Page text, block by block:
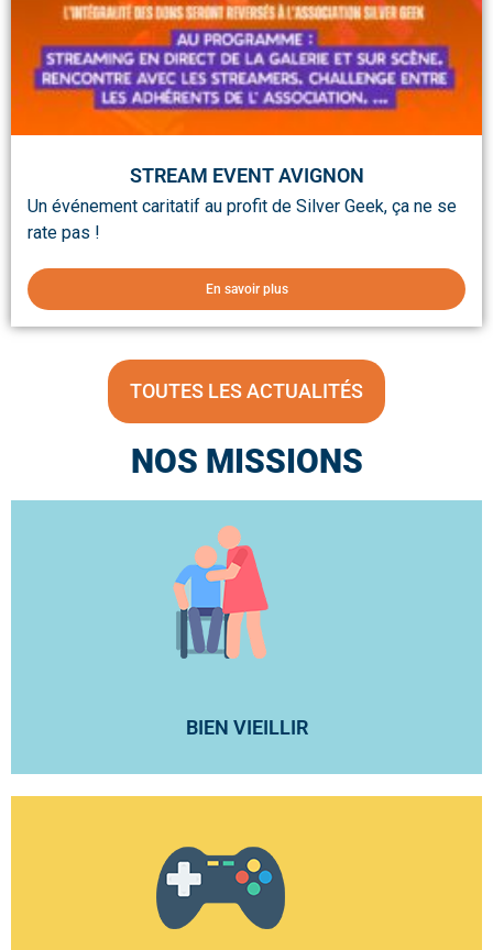
STREAM EVENT AVIGNON
Un événement caritatif au profit de Silver Geek, ça ne se
rate pas !
En savoir plus
TOUTES LES ACTUALITÉS
NOS MISSIONS
BIEN VIEILLIR